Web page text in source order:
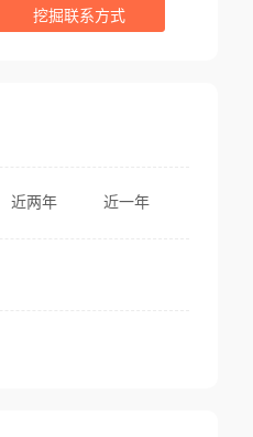
挖掘联系方式
近两年 近一年